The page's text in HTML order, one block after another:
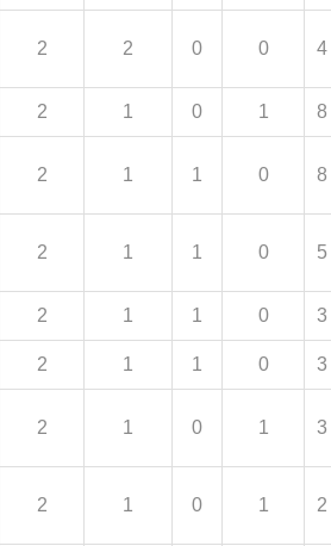
2 2 0 0 4
2 1 0 1 8
2 1 1 0 8
2 1 1 0 5
2 1 1 0 3
2 1 1 0 3
2 1 0 1 3
2 1 0 1 2